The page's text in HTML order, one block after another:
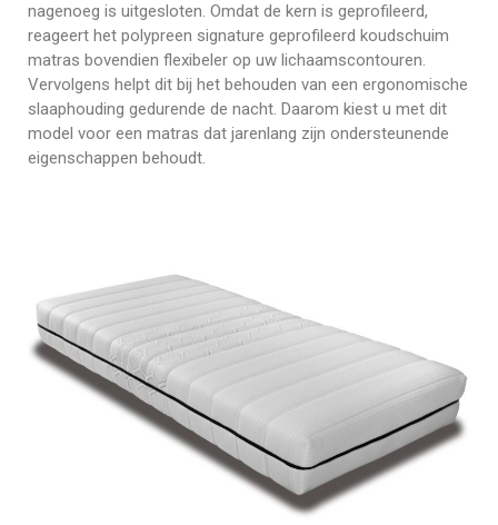
nagenoeg is uitgesloten. Omdat de kern is geprofileerd,
reageert het polypreen signature geprofileerd koudschuim
matras bovendien flexibeler op uw lichaamscontouren.
Vervolgens helpt dit bij het behouden van een ergonomische
slaaphouding gedurende de nacht. Daarom kiest u met dit
model voor een matras dat jarenlang zijn ondersteunende
eigenschappen behoudt.